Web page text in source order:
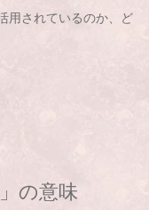
用されているのか、ど
の意味